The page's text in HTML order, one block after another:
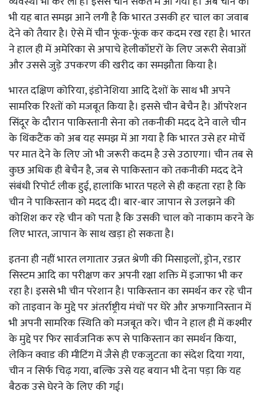
भी यह बात समझ आने लगी है कि भारत उसकी हर चाल का जवाब
देने को तैयार है। ऐसे में चीन फूंक-फूंक कर कदम रख रहा है। भारत
ने हाल ही में अमेरिका से अपाचे हेलीकॉप्टरों के लिए जरूरी सेवाओं
और उससे जुड़े उपकरण की खरीद का समझौता किया है।
भारत दक्षिण कोरिया, इंडोनेशिया आदि देशों के साथ भी अपने
सामरिक रिश्तों को मजबूत किया है। इससे चीन बेचैन है। ऑपरेशन
सिंदूर के दौरान पाकिस्तानी सेना को तकनीकी मदद देने वाले चीन
के थिंकटैंक को अब यह समझ में आ गया है कि भारत उसे हर मोर्चे
पर मात देने के लिए जो भी जरूरी कदम है उसे उठाएगा। चीन तब से
कुछ अधिक ही बेचैन है, जब से पाकिस्तान को तकनीकी मदद देने
संबंधी रिपोर्ट लीक हुई, हालांकि भारत पहले से ही कहता रहा है कि
चीन ने पाकिस्तान को मदद दी। बार-बार जापान से उलझने की
कोशिश कर रहे चीन को पता है कि उसकी चाल को नाकाम करने के
लिए भारत, जापान के साथ खड़ा हो सकता है।
इतना ही नहीं भारत लगातार उन्नत श्रेणी की मिसाइलों, ड्रोन, रडार
सिस्टम आदि का परीक्षण कर अपनी रक्षा शक्ति में इजाफा भी कर
रहा है। इससे भी चीन परेशान है। पाकिस्तान का समर्थन कर रहे चीन
को ताइवान के मुद्दे पर अंतर्राष्ट्रीय मंचों पर घेरे और अफगानिस्तान में
भी अपनी सामरिक स्थिति को मजबूत करे। चीन ने हाल ही में कश्मीर
के मुद्दे पर फिर सार्वजनिक रूप से पाकिस्तान का समर्थन किया,
लेकिन क्वाड की मीटिंग में जैसे ही एकजुटता का संदेश दिया गया,
चीन न सिर्फ चिढ़ गया, बल्कि उसे यह बयान भी देना पड़ा कि यह
बैठक उसे घेरने के लिए की गई।